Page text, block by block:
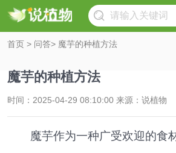
首页 > 问答> 魔芋的种植方法
魔芋的种植方法
时间：2025-04-29 08:10:00 来源：说植物
魔芋作为一种广受欢迎的食